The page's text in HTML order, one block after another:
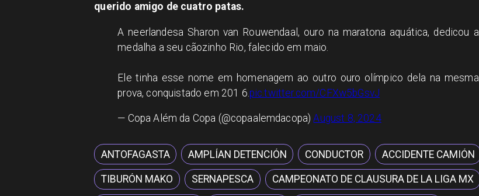
querido amigo de cuatro patas.
A neerlandesa Sharon van Rouwendaal, ouro na maratona aquática, dedicou a
medalha a seu cãozinho Rio, falecido em maio.
Ele tinha esse nome em homenagem ao outro ouro olímpico dela na mesma
prova, conquistado em 201 6. pic.twitter.com/CFXw5bGsvJ
— Copa Além da Copa (@copaalemdacopa)August 8, 2024
ANTOFAGASTA AMPLÍAN DETENCIÓN CONDUCTOR ACCIDENTE CAMIÓN
TIBURÓN MAKO SERNAPESCA CAMPEONATO DE CLAUSURA DE LA LIGA MX